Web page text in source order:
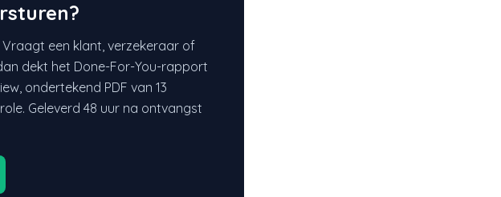
een klant, verzekeraar of
dekt het Done-For-You-rapport
ondertekend PDF van 13
Geleverd 48 uur na ontvangst